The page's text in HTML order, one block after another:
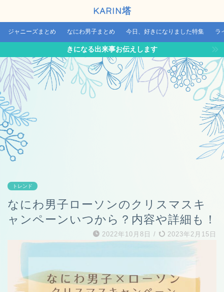
KARIN塔
ジャニーズまとめ なにわ男子まとめ 今日、好きになりました特集 ラ
きになる出来事お伝えします
トレンド
なにわ男子ローソンのクリスマスキ
ャンペーンいつから？内容や詳細も！
2022年10月8日 / 2023年2月15日